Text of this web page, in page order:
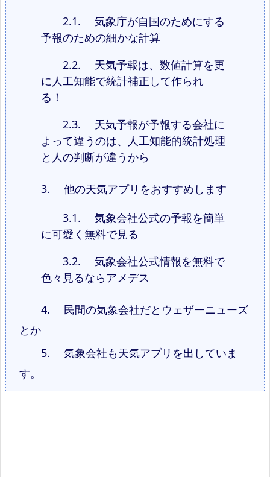
2.1.
気象庁が自国のためにする
予報のための細かな計算
2.2.
天気予報は、数値計算を更
に人工知能で統計補正して作られ
る！
2.3.
天気予報が予報する会社に
よって違うのは、人工知能的統計処理
と人の判断が違うから
3.
他の天気アプリをおすすめします
3.1.
気象会社公式の予報を簡単
に可愛く無料で見る
3.2.
気象会社公式情報を無料で
色々見るならアメデス
4.
民間の気象会社だとウェザーニューズ
とか
5.
気象会社も天気アプリを出していま
す。